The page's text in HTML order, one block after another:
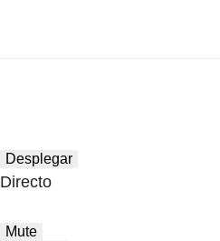
Desplegar
Directo
Mute